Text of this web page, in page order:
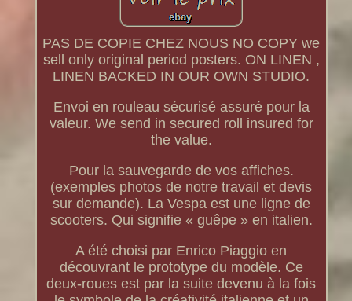
PAS DE COPIE CHEZ NOUS NO COPY we
sell only original period posters. ON LINEN ,
LINEN BACKED IN OUR OWN STUDIO.
Envoi en rouleau sécurisé assuré pour la
valeur. We send in secured roll insured for
the value.
Pour la sauvegarde de vos affiches.
(exemples photos de notre travail et devis
sur demande). La Vespa est une ligne de
scooters. Qui signifie « guêpe » en italien.
A été choisi par Enrico Piaggio en
découvrant le prototype du modèle. Ce
deux-roues est par la suite devenu à la fois